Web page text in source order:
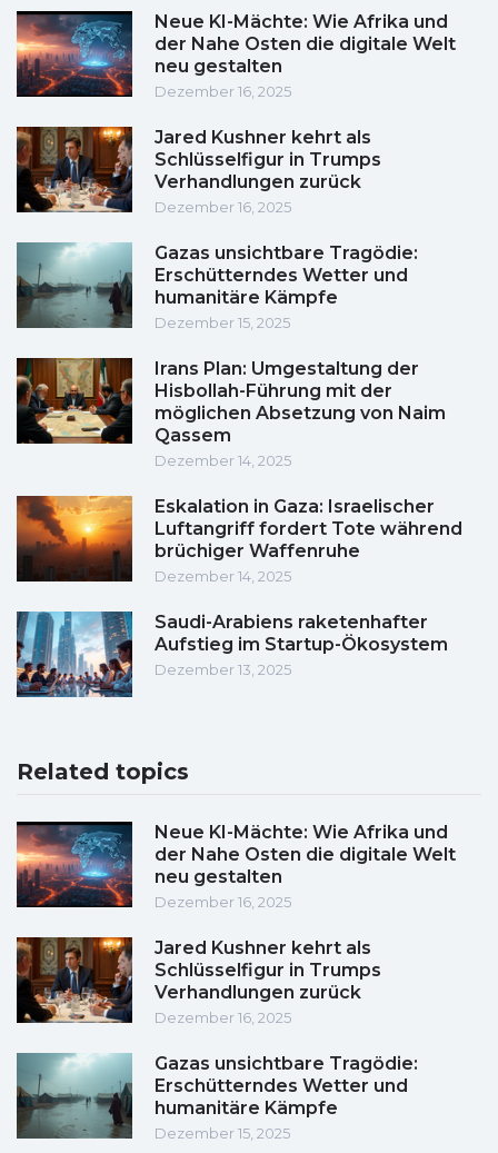
Neue KI-Mächte: Wie Afrika und
der Nahe Osten die digitale Welt
neu gestalten
Dezember 16, 2025
Jared Kushner kehrt als
Schlüsselfigur in Trumps
Verhandlungen zurück
Dezember 16, 2025
Gazas unsichtbare Tragödie:
Erschütterndes Wetter und
humanitäre Kämpfe
Dezember 15, 2025
Irans Plan: Umgestaltung der
Hisbollah-Führung mit der
möglichen Absetzung von Naim
Qassem
Dezember 14, 2025
Eskalation in Gaza: Israelischer
Luftangriff fordert Tote während
brüchiger Waffenruhe
Dezember 14, 2025
Saudi-Arabiens raketenhafter
Aufstieg im Startup-Ökosystem
Dezember 13, 2025
Related topics
Neue KI-Mächte: Wie Afrika und
der Nahe Osten die digitale Welt
neu gestalten
Dezember 16, 2025
Jared Kushner kehrt als
Schlüsselfigur in Trumps
Verhandlungen zurück
Dezember 16, 2025
Gazas unsichtbare Tragödie:
Erschütterndes Wetter und
humanitäre Kämpfe
Dezember 15, 2025